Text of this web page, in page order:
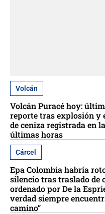
Volcán
Volcán Puracé hoy:
reporte tras explosión y
de ceniza registrada en
últimas horas
Cárcel
Epa Colombia habría
silencio tras traslado de
ordenado por De la
verdad siempre
camino”